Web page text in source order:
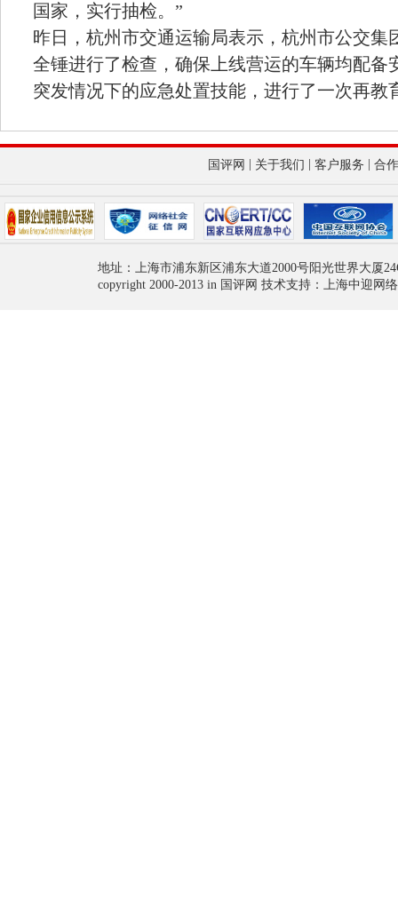
国家，实行抽检。”
昨日，杭州市交通运输局表示，杭州市公交集
全锤进行了检查，确保上线营运的车辆均配备
突发情况下的应急处置技能，进行了一次再教
国评网 关于我们 客户服务 合
地址：上海市浦东新区浦东大道2000号阳光世界大厦
copyright 2000-2013 in 国评网 技术支持：上海中迎